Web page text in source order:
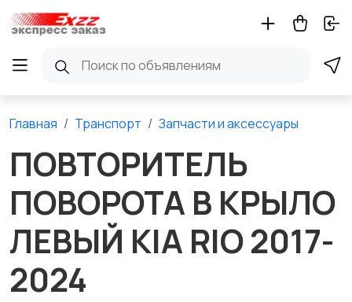
Главная Транспорт Запчасти и аксессуары
ПОВТОРИТЕЛЬ
ПОВОРОТА В КРЫЛО
ЛЕВЫЙ KIA RIO 2017-
2024